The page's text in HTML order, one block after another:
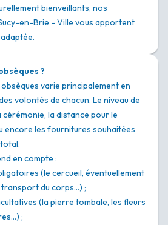
bienveillants, nos
en-Brie - Ville vous apportent
?
varie principalement en
volontés de chacun. Le niveau de
la distance pour le
encore les fournitures souhaitées
en compte :
(le cercueil, éventuellement
transport du corps…) ;
(la pierre tombale, les fleurs
;